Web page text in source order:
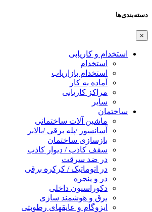
دسته‌بندی‌ها
×
استخدام و کاریابی
استخدام
استخدام بازاریاب
آماده به کار
مراکز کاریابی
سایر
ساختمان
ماشین آلات ساختمانی
آسانسور /پله برقی /بالابر
بازسازی ساختمان
سقف کاذب / دیوار کاذب
در ضد سرقت
در اتوماتیک / کرکره برقی
در و پنجره
دکوراسیون داخلی
برق و هوشمند سازی
ایزوگام و عایقهای رطوبتی